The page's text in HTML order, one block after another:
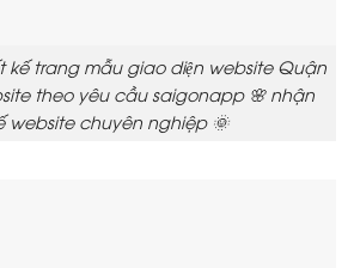
kế trang mẫu giao diện website Quận
theo yêu cầu saigonapp 🌸 nhận
website chuyên nghiệp 🌞